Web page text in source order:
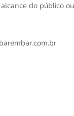
do público